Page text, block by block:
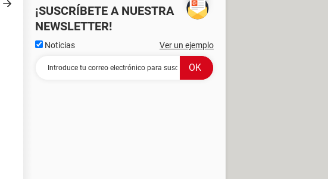
¡SUSCRÍBETE A NUESTRA
NEWSLETTER!
Noticias Ver un ejemplo